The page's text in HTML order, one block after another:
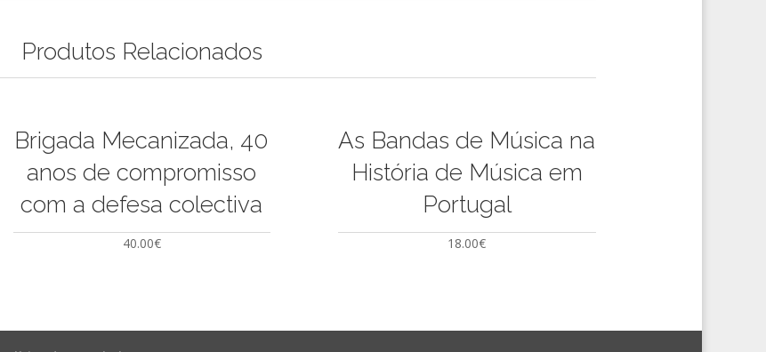
Produtos Relacionados
Brigada Mecanizada, 40
anos de compromisso
com a defesa colectiva
40.00€
As Bandas de Música na
História de Música em
Portugal
18.00€